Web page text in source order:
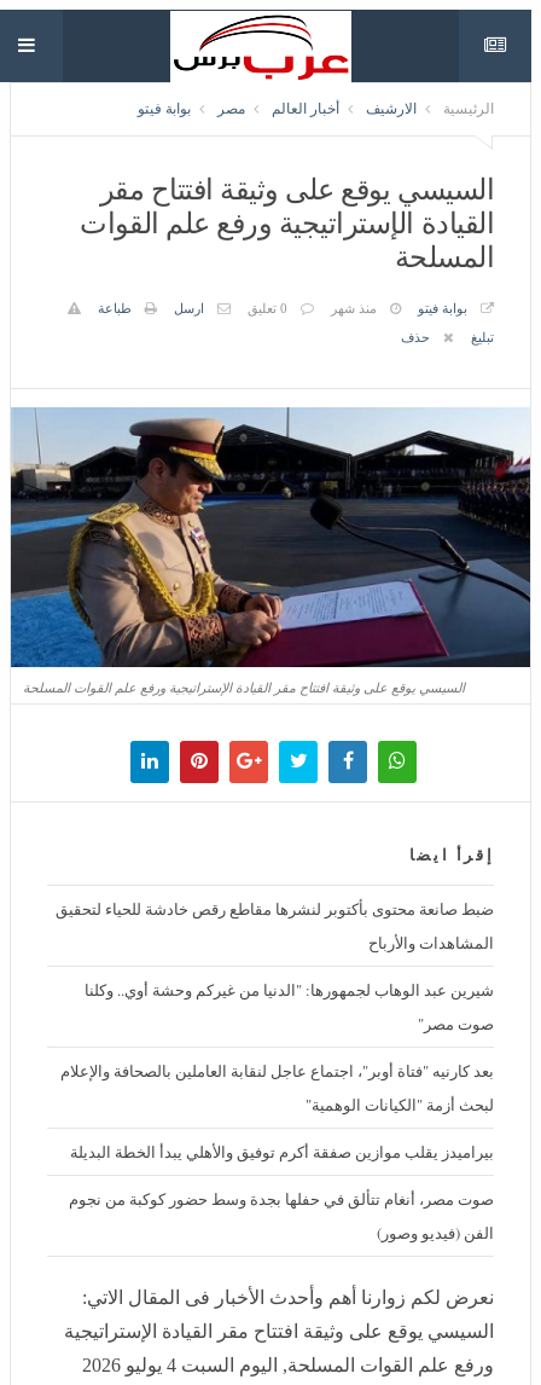
الرئيسية الارشيف أخبار العالم بوابة فيتو
السيسي يوقع على وثيقة افتتاح مقر
القيادة الإستراتيجية ورفع علم القوات
المسلحة
السيسي يوقع على وثيقة افتتاح مقر القيادة الإستراتيجية ورفع علم القوات المسلحة
إقرأ ايضا
ضبط صانعة محتوى بأكتوبر لنشرها مقاطع رقص خادشة للحياء لتحقيق
المشاهدات والأرباح
شيرين عبد الوهاب لجمهورها: "الدنيا من غيركم وحشة أوي.. وكلنا صوت
مصر"
بعد كارنيه "فتاة أوبر"، اجتماع عاجل لنقابة العاملين بالصحافة والإعلام
لبحث أزمة "الكيانات الوهمية"
بيراميدز يقلب موازين صفقة أكرم توفيق والأهلي يبدأ الخطة البديلة
صوت مصر، أنغام تتألق في حفلها بجدة وسط حضور كوكبة من نجوم الفن
(فيديو وصور)
نعرض لكم زوارنا أهم وأحدث الأخبار فى المقال الاتي:
السيسي يوقع على وثيقة افتتاح مقر القيادة الإستراتيجية
ورفع علم القوات المسلحة, اليوم السبت 4 يوليو 2026 07:09